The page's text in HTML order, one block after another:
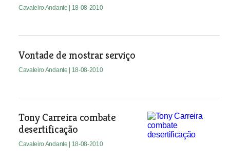
Cavaleiro Andante | 18-08-2010
Vontade de mostrar serviço
Cavaleiro Andante | 18-08-2010
Tony Carreira combate
desertificação
Cavaleiro Andante | 18-08-2010